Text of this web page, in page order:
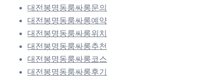
대전봉명동룸싸롱문의
대전봉명동룸싸롱예약
대전봉명동룸싸롱위치
대전봉명동룸싸롱추천
대전봉명동룸싸롱코스
대전봉명동룸싸롱후기